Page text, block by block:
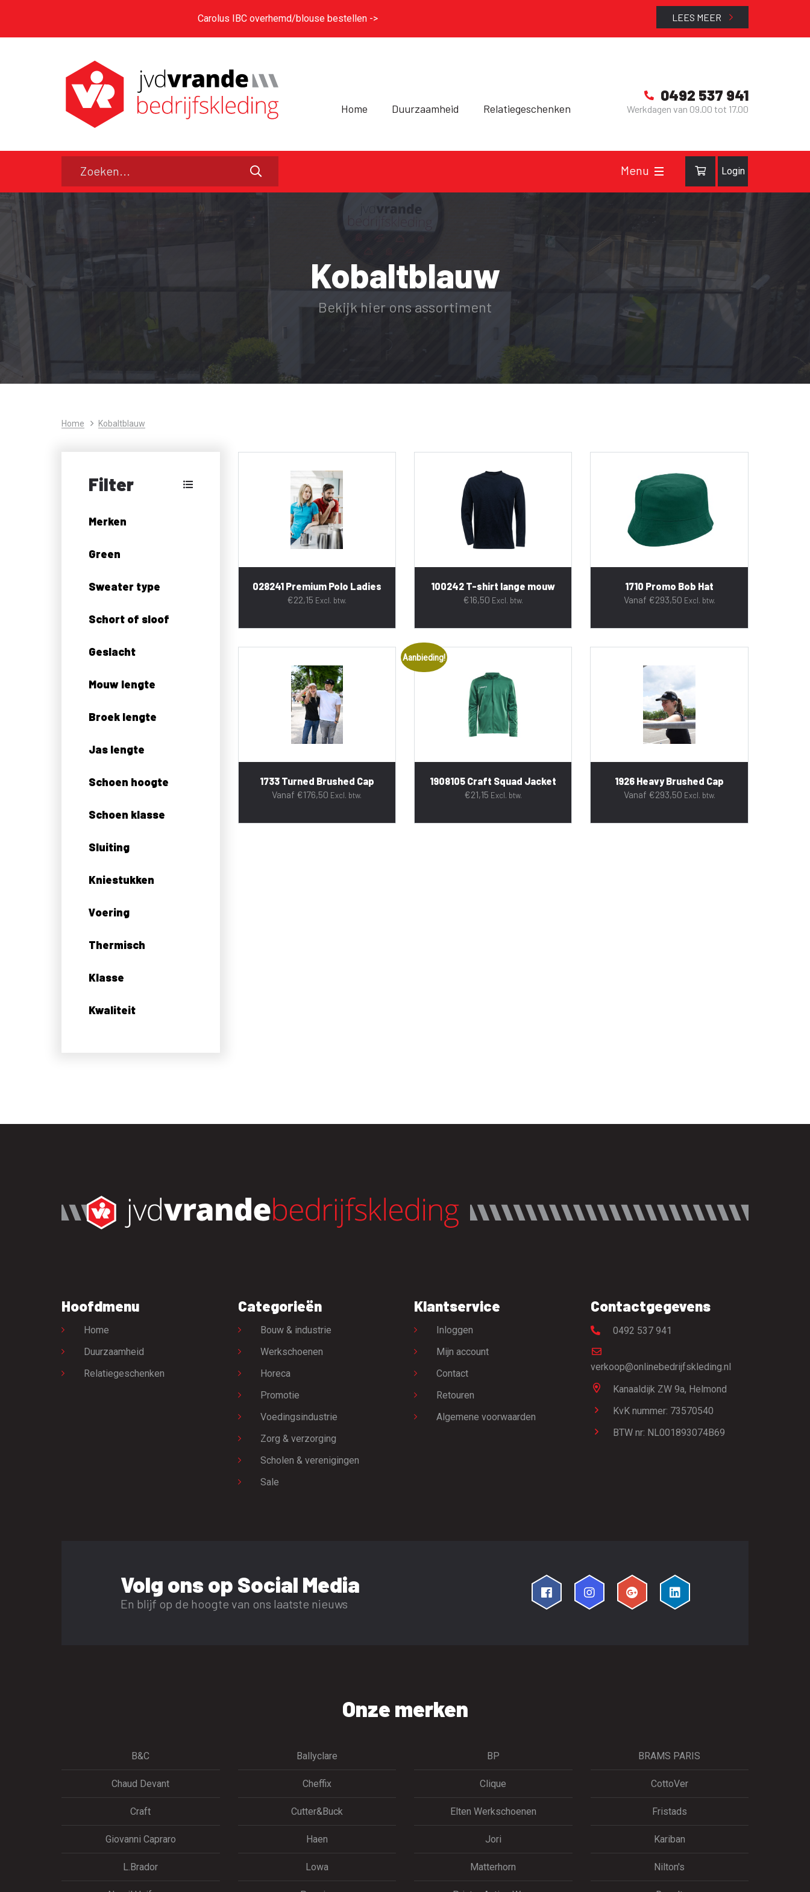
Carolus IBC overhemd/blouse bestellen -> LEES MEER
0492 537 941
Werkdagen van 09.00 tot 17.00
Home Duurzaamheid Relatiegeschenken
Login
Kobaltblauw
Bekijk hier ons assortiment
Home Kobaltblauw
Filter
Merken
Green
Sweater type
Schort of sloof
Geslacht
Mouw lengte
Broek lengte
Jas lengte
Schoen hoogte
Schoen klasse
Sluiting
Kniestukken
Voering
Thermisch
Klasse
Kwaliteit
028241 Premium Polo Ladies
€22,15 Excl. btw.
100242 T-shirt lange mouw
€16,50 Excl. btw.
1710 Promo Bob Hat
Vanaf €293,50 Excl. btw.
1733 Turned Brushed Cap
Vanaf €176,50 Excl. btw.
Aanbieding!
1908105 Craft Squad Jacket
€21,15 Excl. btw.
1926 Heavy Brushed Cap
Vanaf €293,50 Excl. btw.
Hoofdmenu
Home
Duurzaamheid
Relatiegeschenken
Categorieën
Bouw & industrie
Werkschoenen
Horeca
Promotie
Voedingsindustrie
Zorg & verzorging
Scholen & verenigingen
Sale
Klantservice
Inloggen
Mijn account
Contact
Retouren
Algemene voorwaarden
Contactgegevens
0492 537 941
verkoop@onlinebedrijfskleding.nl
Kanaaldijk ZW 9a, Helmond
KvK nummer: 73570540
BTW nr: NL001893074B69
Volg ons op Social Media
En blijf op de hoogte van ons laatste nieuws
Onze merken
B&C Ballyclare BP BRAMS PARIS
Chaud Devant Cheffix Clique CottoVer
Craft Cutter&Buck Elten Werkschoenen Fristads
Giovanni Capraro Haen Jori Kariban
L.Brador Lowa Matterhorn Nilton's